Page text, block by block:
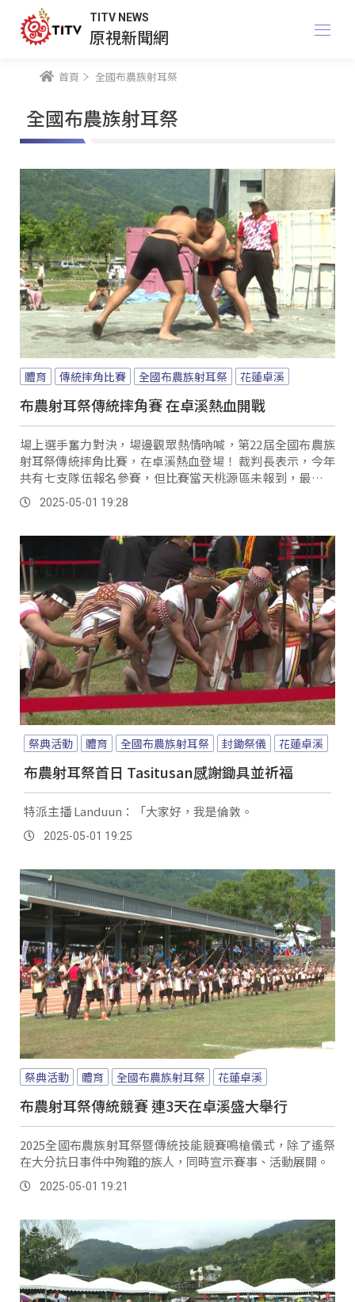
TITV NEWS
原視新聞網
首頁 全國布農族射耳祭
全國布農族射耳祭
體育 傳統摔角比賽 全國布農族射耳祭 花蓮卓溪
布農射耳祭傳統摔角賽 在卓溪熱血開戰
場上選手奮力對決，場邊觀眾熱情吶喊，第22屆全國布農族
射耳祭傳統摔角比賽，在卓溪熱血登場！ 裁判長表示，今年
共有七支隊伍報名參賽，但比賽當天桃源區未報到，最終由
六隊展開激烈競爭。
2025-05-01 19:28
祭典活動 體育 全國布農族射耳祭 封鋤祭儀 花蓮卓溪
布農射耳祭首日 Tasitusan感謝鋤具並祈福
特派主播 Landuun：「大家好，我是倫敦。
2025-05-01 19:25
祭典活動 體育 全國布農族射耳祭 花蓮卓溪
布農射耳祭傳統競賽 連3天在卓溪盛大舉行
2025全國布農族射耳祭暨傳統技能競賽鳴槍儀式，除了遙祭
在大分抗日事件中殉難的族人，同時宣示賽事、活動展開。
2025-05-01 19:21